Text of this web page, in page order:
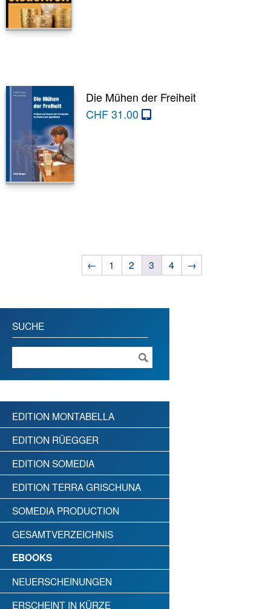
Die Mühen der Freiheit
CHF31.00
← 1 2 3 4 →
SUCHE
EDITION MONTABELLA
EDITION RÜEGGER
EDITION SOMEDIA
EDITION TERRA GRISCHUNA
SOMEDIA PRODUCTION
GESAMTVERZEICHNIS
EBOOKS
NEUERSCHEINUNGEN
ERSCHEINT IN KÜRZE